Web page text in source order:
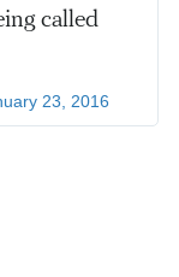
called
23, 2016